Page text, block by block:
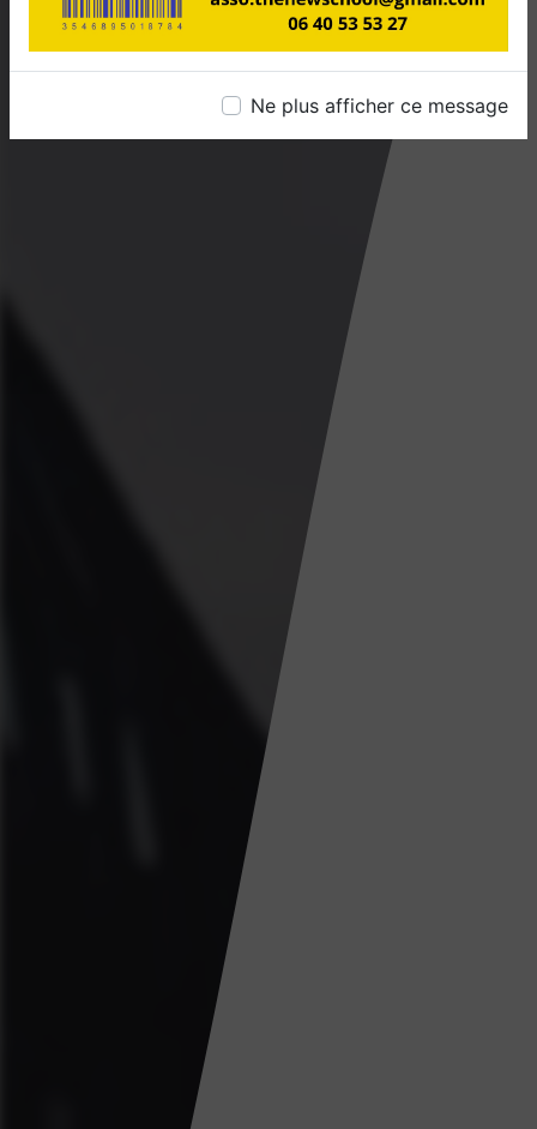
Ne plus afficher ce message